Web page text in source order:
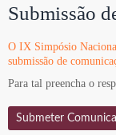
Submissão
O IX Simpósio
submissão de
Para tal preencha o
Submeter